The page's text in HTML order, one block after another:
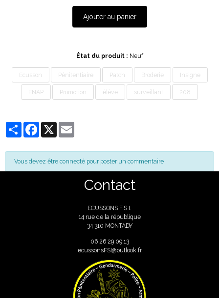
Ajouter au panier
État du produit : Neuf
Ecusson Pénitentiaire Patch Broderie Insigne
ENAP Promotion élève surveillant 208
PartagerFacebook
X
Vous devez être connecté pour poster un commentaire
Contact
ECUSSONS F.S.I.
14 rue de la république
34 310 MONTADY
06 26 29 09 13
ecussonsFSI@outlook.fr